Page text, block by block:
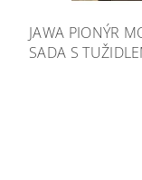
JAWA PIONÝR
SADA S